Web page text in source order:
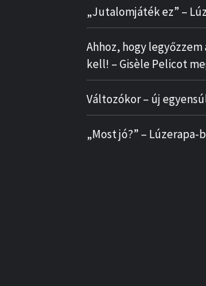
„Jutalomjáték ez” –
Ahhoz, hogy
kell! – Gisèle Pelicot
Változókor – új
„Most jó?” – Lúzerapa-